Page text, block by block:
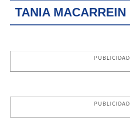
TANIA MACARREIN
PUBLICIDAD
PUBLICIDAD